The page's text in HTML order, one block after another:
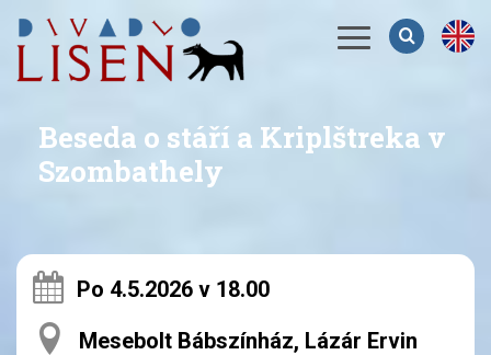
Menu
Beseda o stáří a Kriplštreka v
Szombathely
Po 4.5.2026 v 18.00
Mesebolt Bábszínház, Lázár Ervin